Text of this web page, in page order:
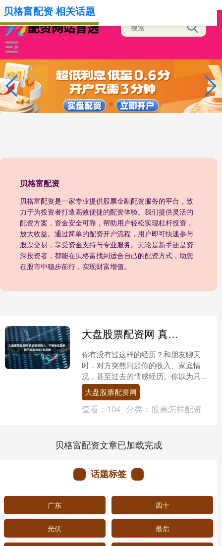
-->
贝格富配资
贝格富配资是一家专业提供股票金融配资服务的平台，致
力于为投资者打造高效便捷的配资体验。我们提供灵活的
配资方案，资金安全可靠，帮助用户轻松实现杠杆投资，
放大收益。通过简单的配资开户流程，用户即可快速参与
股票交易，享受资金支持与专业服务。无论是新手还是资
深投资者，都能在贝格富找到适合自己的配资方式，助您
在股市中稳步前行，实现财富增值。
贝格富配资 相关话题
大盘股票配资网 真正聪明的人，不管在谁面前，都不会亮出这3张底牌
你有没有过这样的经历？和朋友聊天
时，对方突然问起你的收入、家庭情
况，甚至过去的情感经历。你以为只是
闲聊，结果却发现自己被无意间‘暴露’了
太多不该说的内容。其实，....
大盘股票配资网
查看： 104 分类： 股票怎样配资
贝格富配资文章已加载完成
话题标签
广东 四十
光伏 最后